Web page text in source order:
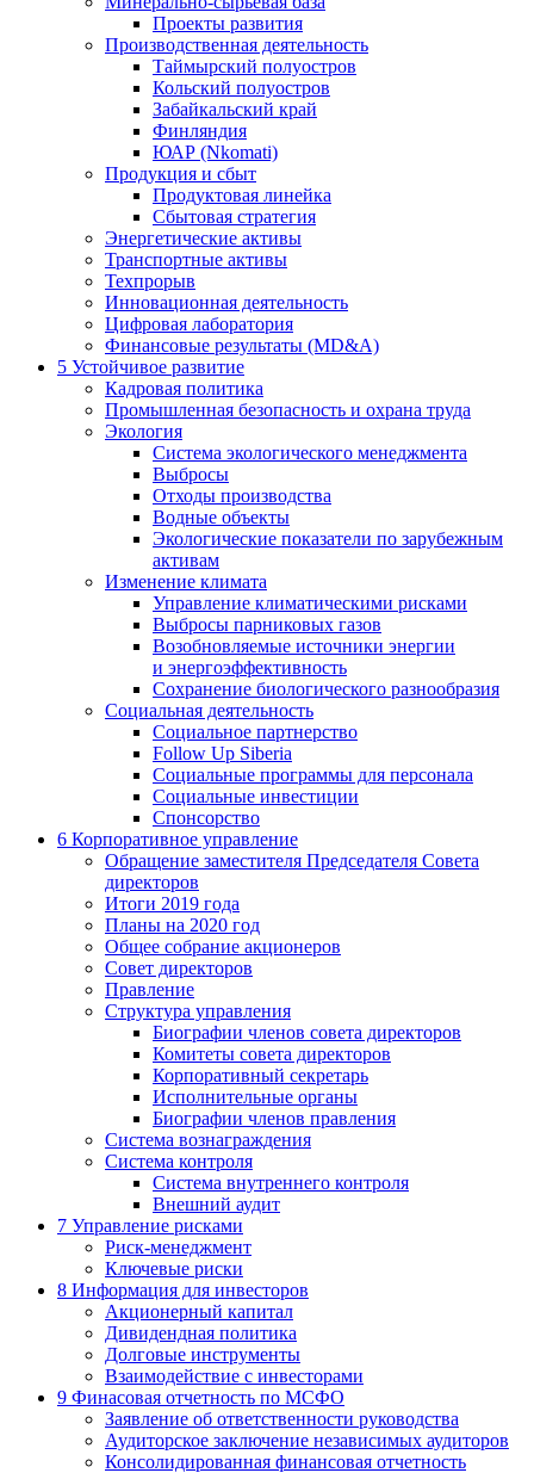
Проекты развития
Производственная деятельность
Таймырский полуостров
Кольский полуостров
Забайкальский край
Финляндия
ЮАР (Nkomati)
Продукция и сбыт
Продуктовая линейка
Сбытовая стратегия
Энергетические активы
Транспортные активы
Техпрорыв
Инновационная деятельность
Цифровая лаборатория
Финансовые результаты (MD&A)
5 Устойчивое развитие
Кадровая политика
Промышленная безопасность и охрана труда
Экология
Система экологического менеджмента
Выбросы
Отходы производства
Водные объекты
Экологические показатели по зарубежным
активам
Изменение климата
Управление климатическими рисками
Выбросы парниковых газов
Возобновляемые источники энергии
и энергоэффективность
Сохранение биологического разнообразия
Социальная деятельность
Социальное партнерство
Follow Up Siberia
Социальные программы для персонала
Социальные инвестиции
Спонсорство
6 Корпоративное управление
Обращение заместителя Председателя Совета
директоров
Итоги 2019 года
Планы на 2020 год
Общее собрание акционеров
Совет директоров
Правление
Структура управления
Биографии членов совета директоров
Комитеты совета директоров
Корпоративный секретарь
Исполнительные органы
Биографии членов правления
Система вознаграждения
Система контроля
Система внутреннего контроля
Внешний аудит
7 Управление рисками
Риск-менеджмент
Ключевые риски
8 Информация для инвесторов
Акционерный капитал
Дивидендная политика
Долговые инструменты
Взаимодействие с инвеcторами
9 Финасовая отчетность по МСФО
Заявление об ответственности руководства
Аудиторское заключение независимых аудиторов
Консолидированная финансовая отчетность